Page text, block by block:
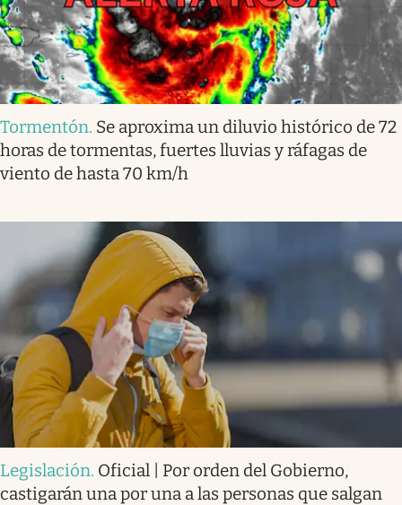
Tormentón. Se aproxima un diluvio histórico de 72
horas de tormentas, fuertes lluvias y ráfagas de
viento de hasta 70 km/h
Legislación. Oficial | Por orden del Gobierno,
castigarán una por una a las personas que salgan